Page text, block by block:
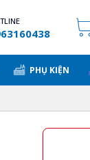
PHỤ KIỆN